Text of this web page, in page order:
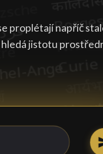
proplétají napříč
jistotu